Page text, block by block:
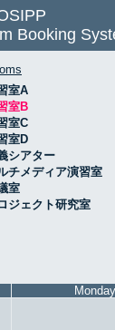
Booking
室A
室B
室C
室D
シアター
チメディア演習室
室
ジェクト研究室
Monday